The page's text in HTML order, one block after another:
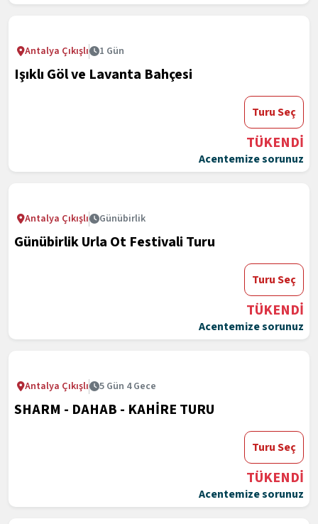
Antalya Çıkışlı 1 Gün
Işıklı Göl ve Lavanta Bahçesi
TÜKENDİ
Acentemize sorunuz
Turu Seç
Antalya Çıkışlı Günübirlik
Günübirlik Urla Ot Festivali Turu
TÜKENDİ
Acentemize sorunuz
Turu Seç
Antalya Çıkışlı 5 Gün 4 Gece
SHARM - DAHAB - KAHİRE TURU
TÜKENDİ
Acentemize sorunuz
Turu Seç